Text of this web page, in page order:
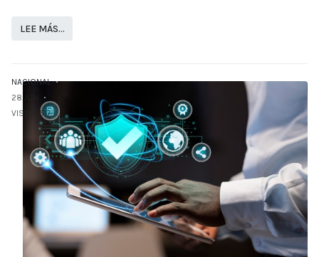
LEE MÁS…
NACIONAL
28.JUN
VISTO: 517